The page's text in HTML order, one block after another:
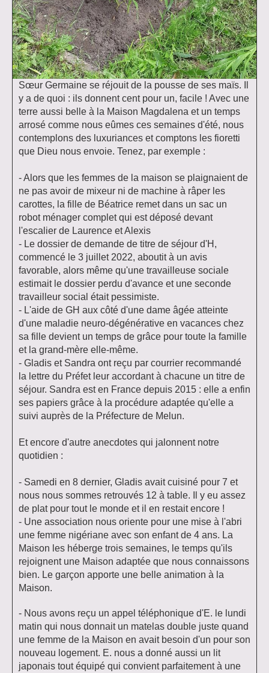
Sœur Germaine se réjouit de la pousse de ses maïs. Il
y a de quoi : ils donnent cent pour un, facile ! Avec une
terre aussi belle à la Maison Magdalena et un temps
arrosé comme nous eûmes ces semaines d'été, nous
contemplons des luxuriances et comptons les fioretti
que Dieu nous envoie. Tenez, par exemple :
- Alors que les femmes de la maison se plaignaient de
ne pas avoir de mixeur ni de machine à râper les
carottes, la fille de Béatrice remet dans un sac un
robot ménager complet qui est déposé devant
l'escalier de Laurence et Alexis
- Le dossier de demande de titre de séjour d'H,
commencé le 3 juillet 2022, aboutit à un avis
favorable, alors même qu'une travailleuse sociale
estimait le dossier perdu d'avance et une seconde
travailleur social était pessimiste.
- L'aide de GH aux côté d'une dame âgée atteinte
d'une maladie neuro-dégénérative en vacances chez
sa fille devient un temps de grâce pour toute la famille
et la grand-mère elle-même.
- Gladis et Sandra ont reçu par courrier recommandé
la lettre du Préfet leur accordant à chacune un titre de
séjour. Sandra est en France depuis 2015 : elle a enfin
ses papiers grâce à la procédure adaptée qu'elle a
suivi auprès de la Préfecture de Melun.
Et encore d'autre anecdotes qui jalonnent notre
quotidien :
- Samedi en 8 dernier, Gladis avait cuisiné pour 7 et
nous nous sommes retrouvés 12 à table. Il y eu assez
de plat pour tout le monde et il en restait encore !
- Une association nous oriente pour une mise à l'abri
une femme nigériane avec son enfant de 4 ans. La
Maison les héberge trois semaines, le temps qu'ils
rejoignent une Maison adaptée que nous connaissons
bien. Le garçon apporte une belle animation à la
Maison.
- Nous avons reçu un appel téléphonique d'E. le lundi
matin qui nous donnait un matelas double juste quand
une femme de la Maison en avait besoin d'un pour son
nouveau logement. E. nous a donné aussi un lit
japonais tout équipé qui convient parfaitement à une